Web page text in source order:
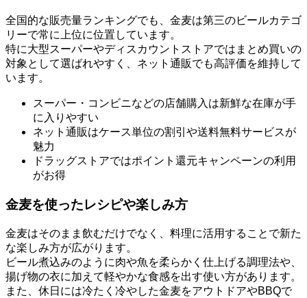
全国的な販売量ランキングでも、金麦は第三のビールカテゴ
リーで常に上位に位置しています。
特に大型スーパーやディスカウントストアではまとめ買いの
対象として選ばれやすく、ネット通販でも高評価を維持して
います。
スーパー・コンビニなどの店舗購入は新鮮な在庫が手
に入りやすい
ネット通販はケース単位の割引や送料無料サービスが
魅力
ドラッグストアではポイント還元キャンペーンの利用
がお得
金麦を使ったレシピや楽しみ方
金麦はそのまま飲むだけでなく、料理に活用することで新た
な楽しみ方が広がります。
ビール煮込みのように肉や魚を柔らかく仕上げる調理法や、
揚げ物の衣に加えて軽やかな食感を出す使い方があります。
また、休日には冷たく冷やした金麦をアウトドアやBBQで